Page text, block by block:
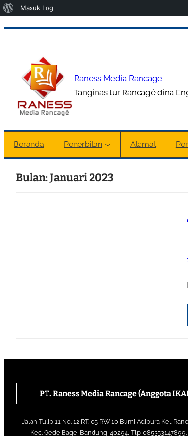
Tentang
Masuk Log
Raness Media Rancage
Tanginas tur Rancagé dina
Beranda Penerbitan Alamat
Bulan:Januari 2023
PT. Raness Media Rancage(Anggota
Jalan Tulip 11 No. 12 RT. 05 RW 10 Bumi Adipura Kel.
Kec. Gede Bage, Bandung, 40294, Tlp. 085353147899.